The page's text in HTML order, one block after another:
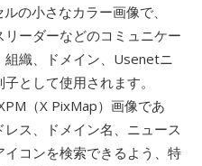
の小さなカラー画像で、
ーダーなどのコミュニケー
組織、ドメイン、Usenetニ
として使用されます。
（X PixMap）画像であ
ス、ドメイン名、ニュース
コンを検索できるよう、特